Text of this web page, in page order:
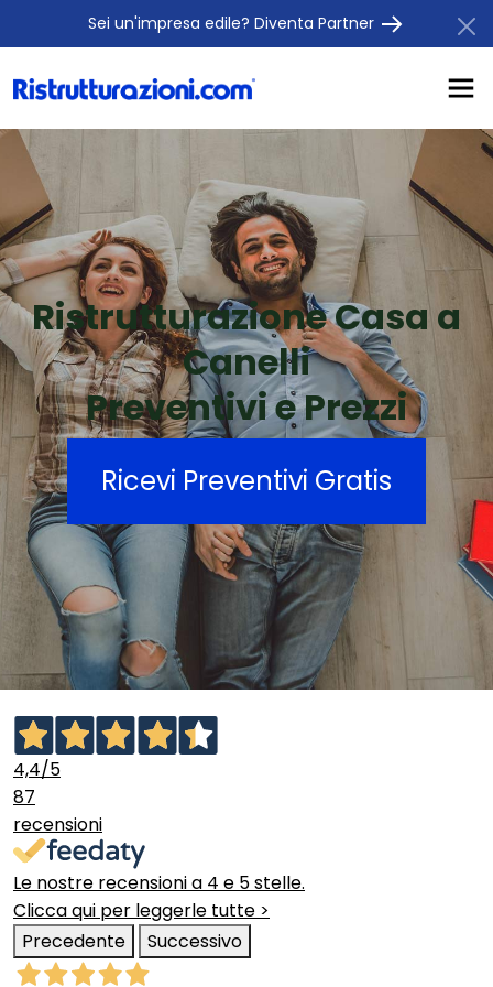
Sei un'impresa edile? Diventa Partner
Ristrutturazione Casa a
Canelli
Preventivi e Prezzi
Ricevi Preventivi Gratis
4,4/5
87
recensioni
Le nostre recensioni a 4 e 5 stelle.
Clicca qui per leggerle tutte >
Precedente
Successivo